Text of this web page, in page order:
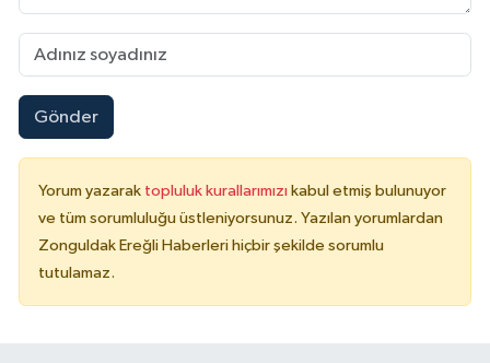
Gönder
Yorum yazarak topluluk kurallarımızı kabul etmiş bulunuyor
ve tüm sorumluluğu üstleniyorsunuz. Yazılan yorumlardan
Zonguldak Ereğli Haberleri hiçbir şekilde sorumlu
tutulamaz.